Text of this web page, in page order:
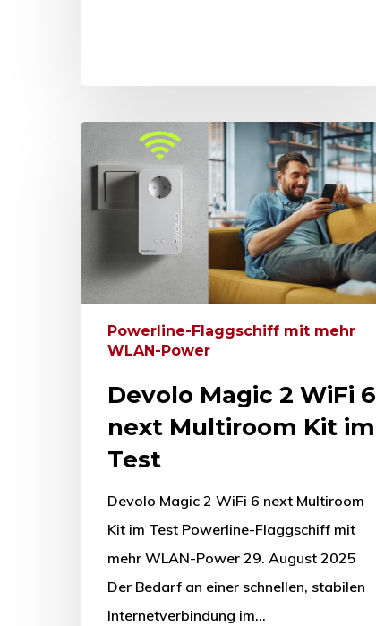
Powerline-Flaggschiff mit mehr
WLAN-Power
Devolo Magic 2 WiFi 6
next Multiroom Kit im
Test
Devolo Magic 2 WiFi 6 next Multiroom
Kit im Test Powerline-Flaggschiff mit
mehr WLAN-Power 29. August 2025
Der Bedarf an einer schnellen, stabilen
Internetverbindung im…